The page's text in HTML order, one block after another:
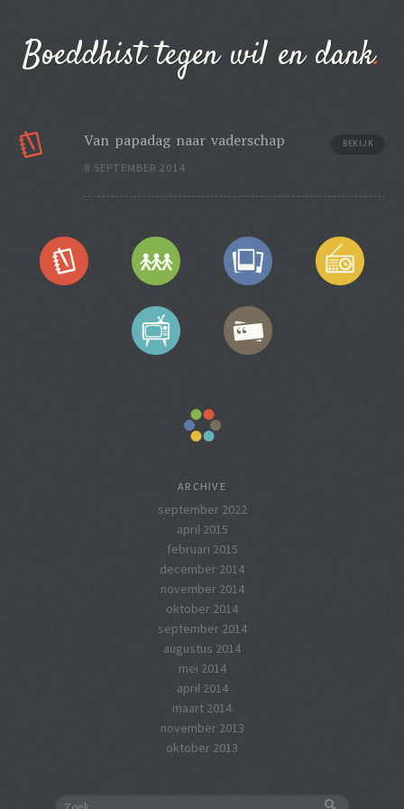
Boeddhist tegen wil en dank
BEKIJK
Van papadag naar vaderschap
8 SEPTEMBER 2014
ARCHIVE
september 2022
april 2015
februari 2015
december 2014
november 2014
oktober 2014
september 2014
augustus 2014
mei 2014
april 2014
maart 2014
november 2013
oktober 2013